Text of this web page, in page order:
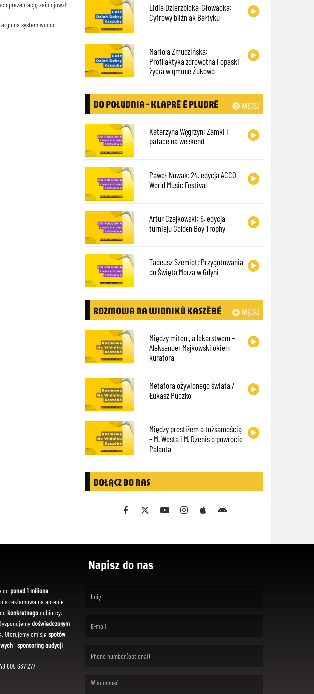
prezentację zainicjował
na system wodno-
Lidia Dzierzbicka-Głowacka:
Cyfrowy bliźniak Bałtyku
Mariola Zmudzińska:
Profilaktyka zdrowotna i opaski
życia w gminie Żukowo
WIĘCEJ
DO POŁUDNIA - KLAPRË Ë PLUDRË
Katarzyna Węgrzyn: Zamki i
pałace na weekend
Paweł Nowak: 24. edycja ACCO
World Music Festival
Artur Czajkowski: 6. edycja
turnieju Golden Boy Trophy
Tadeusz Szemiot: Przygotowania
do Święta Morza w Gdyni
WIĘCEJ
ROZMOWA NA WIDNIKÙ KASZËBË
Między mitem, a lekarstwem –
Aleksander Majkowski okiem
kuratora
Metafora ożywionego świata /
Łukasz Puczko
Między prestiżem a tożsamością
– M. Westa i M. Dzenis o powrocie
Palanta
DOŁĄCZ DO NAS
do ponad 1 miliona
reklamowa na antenie
konkretnegoodbiorcy.
doświadczonym
Oferujemy emisję spotów
i sponsoring audycji.
605 637 277
Napisz do nas